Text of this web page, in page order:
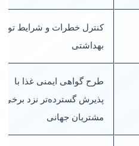
کنترل خطرات و شرایط تولید
بهداشتی
طرح گواهی ایمنی غذا با
پذیرش گسترده‌تر نزد برخی
مشتریان جهانی